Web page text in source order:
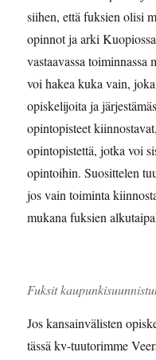
siihen, että fuksien olisi
opinnot ja arki
vastaavassa
voi hakea kuka vain,
opiskelijoita ja
opintopisteet
opintopistettä, jotka voi
opintoihin. Suosittelen
jos vain toiminta
mukana fuksien
Fuksit
Jos kansainvälisten
tässä kv-tuutorimme